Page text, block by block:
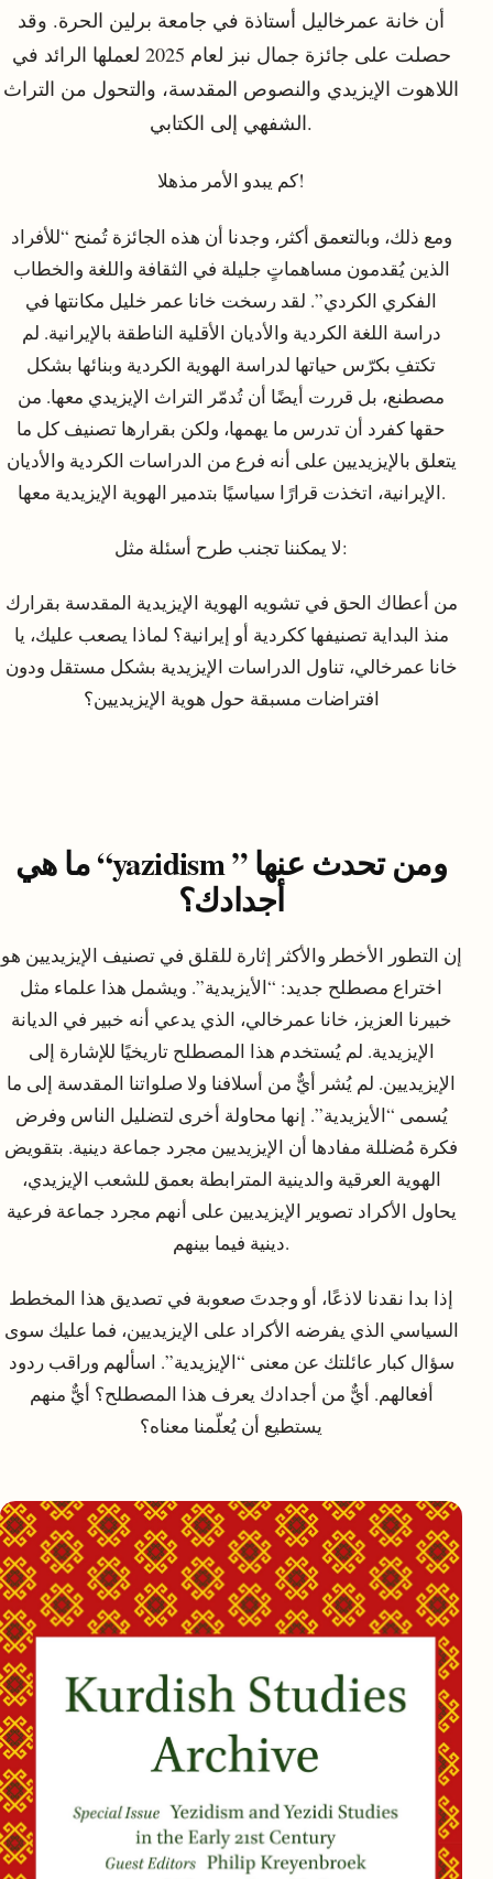
أن خانة عمرخاليل أستاذة في جامعة برلين الحرة. وقد
حصلت على جائزة جمال نبز لعام 2025 لعملها الرائد في
اللاهوت الإيزيدي والنصوص المقدسة، والتحول من التراث
الشفهي إلى الكتابي.
كم يبدو الأمر مذهلا!
ومع ذلك، وبالتعمق أكثر، وجدنا أن هذه الجائزة تُمنح “للأفراد
الذين يُقدمون مساهماتٍ جليلة في الثقافة واللغة والخطاب
الفكري الكردي”. لقد رسخت خانا عمر خليل مكانتها في
دراسة اللغة الكردية والأديان الأقلية الناطقة بالإيرانية. لم
تكتفِ بكرّس حياتها لدراسة الهوية الكردية وبنائها بشكل
مصطنع، بل قررت أيضًا أن تُدمّر التراث الإيزيدي معها. من
حقها كفرد أن تدرس ما يهمها، ولكن بقرارها تصنيف كل ما
يتعلق بالإيزيديين على أنه فرع من الدراسات الكردية والأديان
الإيرانية، اتخذت قرارًا سياسيًا بتدمير الهوية الإيزيدية معها.
لا يمكننا تجنب طرح أسئلة مثل:
من أعطاك الحق في تشويه الهوية الإيزيدية المقدسة بقرارك
منذ البداية تصنيفها ككردية أو إيرانية؟ لماذا يصعب عليك، يا
خانا عمرخالي، تناول الدراسات الإيزيدية بشكل مستقل ودون
افتراضات مسبقة حول هوية الإيزيديين؟
ما هي “yazidism ” ومن تحدث عنها
أجدادك؟
إن التطور الأخطر والأكثر إثارة للقلق في تصنيف الإيزيديين هو
اختراع مصطلح جديد: “الأيزيدية”. ويشمل هذا علماء مثل
خبيرنا العزيز، خانا عمرخالي، الذي يدعي أنه خبير في الديانة
الإيزيدية. لم يُستخدم هذا المصطلح تاريخيًا للإشارة إلى
الإيزيديين. لم يُشر أيٌّ من أسلافنا ولا صلواتنا المقدسة إلى ما
يُسمى “الأيزيدية”. إنها محاولة أخرى لتضليل الناس وفرض
فكرة مُضللة مفادها أن الإيزيديين مجرد جماعة دينية. بتقويض
الهوية العرقية والدينية المترابطة بعمق للشعب الإيزيدي،
يحاول الأكراد تصوير الإيزيديين على أنهم مجرد جماعة فرعية
دينية فيما بينهم.
إذا بدا نقدنا لاذعًا، أو وجدتَ صعوبة في تصديق هذا المخطط
السياسي الذي يفرضه الأكراد على الإيزيديين، فما عليك سوى
سؤال كبار عائلتك عن معنى “الإيزيدية”. اسألهم وراقب ردود
أفعالهم. أيٌّ من أجدادك يعرف هذا المصطلح؟ أيٌّ منهم
يستطيع أن يُعلّمنا معناه؟